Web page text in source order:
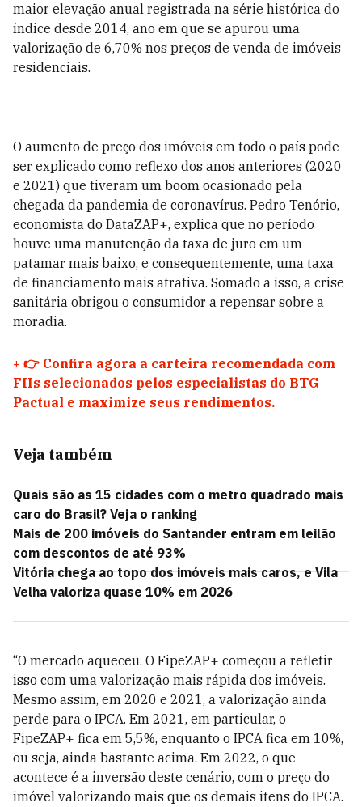
maior elevação anual registrada na série histórica do
índice desde 2014, ano em que se apurou uma
valorização de 6,70% nos preços de venda de imóveis
residenciais.
O aumento de preço dos imóveis em todo o país pode
ser explicado como reflexo dos anos anteriores (2020
e 2021) que tiveram um boom ocasionado pela
chegada da pandemia de coronavírus. Pedro Tenório,
economista do DataZAP+, explica que no período
houve uma manutenção da taxa de juro em um
patamar mais baixo, e consequentemente, uma taxa
de financiamento mais atrativa. Somado a isso, a crise
sanitária obrigou o consumidor a repensar sobre a
moradia.
+ 👉 Confira agora a carteira recomendada com
FIIs selecionados pelos especialistas do BTG
Pactual e maximize seus rendimentos.
Veja também
Quais são as 15 cidades com o metro quadrado mais
caro do Brasil? Veja o ranking
Mais de 200 imóveis do Santander entram em leilão
com descontos de até 93%
Vitória chega ao topo dos imóveis mais caros, e Vila
Velha valoriza quase 10% em 2026
“O mercado aqueceu. O FipeZAP+ começou a refletir
isso com uma valorização mais rápida dos imóveis.
Mesmo assim, em 2020 e 2021, a valorização ainda
perde para o IPCA. Em 2021, em particular, o
FipeZAP+ fica em 5,5%, enquanto o IPCA fica em 10%,
ou seja, ainda bastante acima. Em 2022, o que
acontece é a inversão deste cenário, com o preço do
imóvel valorizando mais que os demais itens do IPCA.